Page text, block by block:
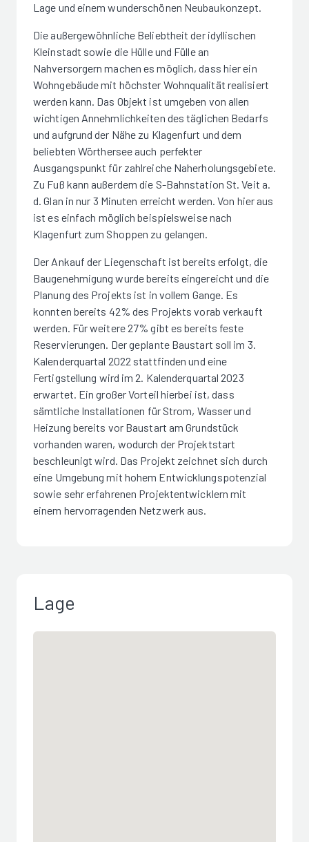
Lage und einem wunderschönen Neubaukonzept.
Die außergewöhnliche Beliebtheit der idyllischen
Kleinstadt sowie die Hülle und Fülle an
Nahversorgern machen es möglich, dass hier ein
Wohngebäude mit höchster Wohnqualität realisiert
werden kann. Das Objekt ist umgeben von allen
wichtigen Annehmlichkeiten des täglichen Bedarfs
und aufgrund der Nähe zu Klagenfurt und dem
beliebten Wörthersee auch perfekter
Ausgangspunkt für zahlreiche Naherholungsgebiete.
Zu Fuß kann außerdem die S-Bahnstation St. Veit a.
d. Glan in nur 3 Minuten erreicht werden. Von hier aus
ist es einfach möglich beispielsweise nach
Klagenfurt zum Shoppen zu gelangen.
Der Ankauf der Liegenschaft ist bereits erfolgt, die
Baugenehmigung wurde bereits eingereicht und die
Planung des Projekts ist in vollem Gange. Es
konnten bereits 42% des Projekts vorab verkauft
werden. Für weitere 27% gibt es bereits feste
Reservierungen. Der geplante Baustart soll im 3.
Kalenderquartal 2022 stattfinden und eine
Fertigstellung wird im 2. Kalenderquartal 2023
erwartet. Ein großer Vorteil hierbei ist, dass
sämtliche Installationen für Strom, Wasser und
Heizung bereits vor Baustart am Grundstück
vorhanden waren, wodurch der Projektstart
beschleunigt wird. Das Projekt zeichnet sich durch
eine Umgebung mit hohem Entwicklungspotenzial
sowie sehr erfahrenen Projektentwicklern mit
einem hervorragenden Netzwerk aus.
Lage